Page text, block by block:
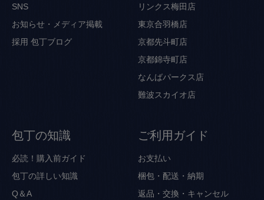
SNS
お知らせ・メディア掲載
採用 包丁ブログ
リンクス梅田店
東京合羽橋店
京都先斗町店
京都錦寺町店
なんばパークス店
難波スカイオ店
包丁の知識
必読！購入前ガイド
包丁の詳しい知識
Q＆A
ご利用ガイド
お支払い
梱包・配送・納期
返品・交換・キャンセル